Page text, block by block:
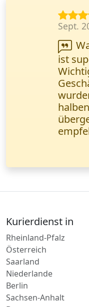
Jan.
sie in
Rheinland-Pfalz
Österreich
Saarland
Niederlande
Berlin
Sachsen-Anhalt
Bayern